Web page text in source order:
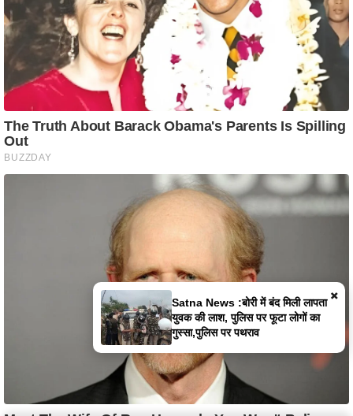
×
Satna News :बोरी में बंद मिली लापता
युवक की लाश, पुलिस पर फूटा लोगों का
गुस्सा,पुलिस पर पथराव